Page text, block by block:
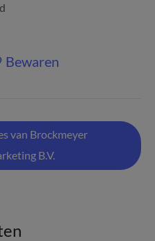
Bewaren
van Brockmeyer
B.V.